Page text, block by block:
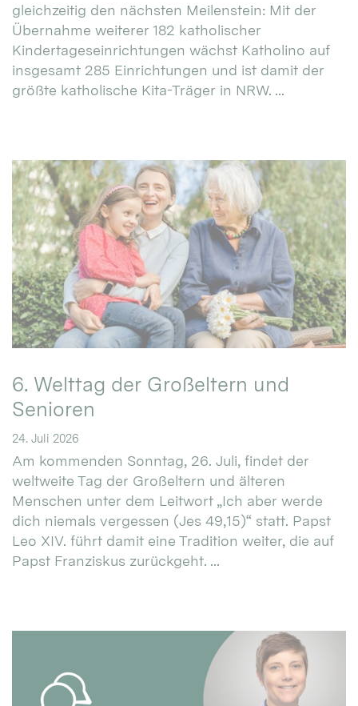
gleichzeitig den nächsten Meilenstein: Mit der
Übernahme weiterer 182 katholischer
Kindertageseinrichtungen wächst Katholino auf
insgesamt 285 Einrichtungen und ist damit der
größte katholische Kita-Träger in NRW. ...
6. Welttag der Großeltern und
Senioren
24. Juli 2026
Am kommenden Sonntag, 26. Juli, findet der
weltweite Tag der Großeltern und älteren
Menschen unter dem Leitwort „Ich aber werde
dich niemals vergessen (Jes 49,15)“ statt. Papst
Leo XIV. führt damit eine Tradition weiter, die auf
Papst Franziskus zurückgeht. ...